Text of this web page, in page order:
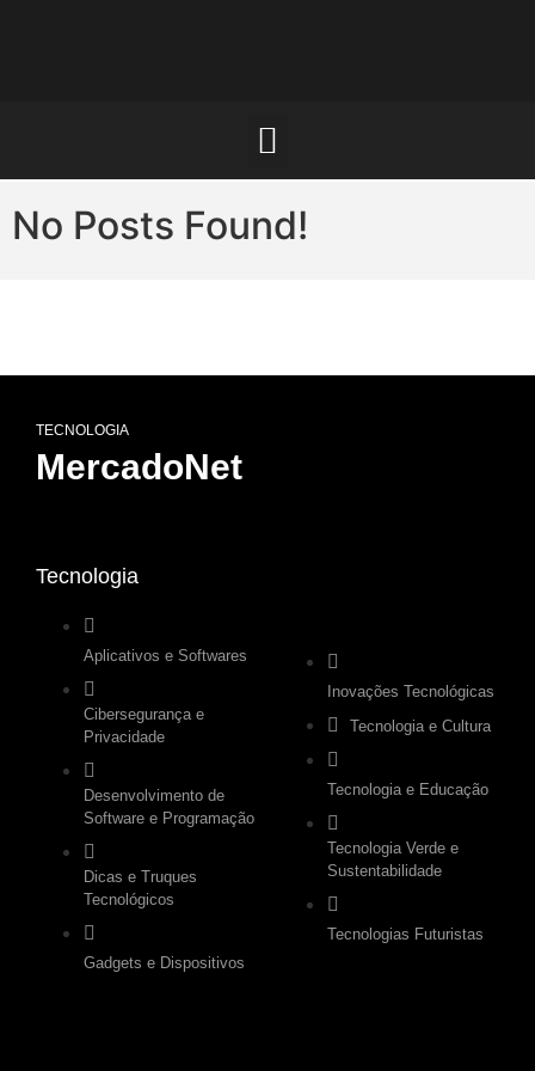
No Posts Found!
TECNOLOGIA
MercadoNet
Tecnologia
Aplicativos e Softwares
Cibersegurança e
Privacidade
Desenvolvimento de
Software e Programação
Dicas e Truques
Tecnológicos
Gadgets e Dispositivos
Inovações Tecnológicas
Tecnologia e Cultura
Tecnologia e Educação
Tecnologia Verde e
Sustentabilidade
Tecnologias Futuristas